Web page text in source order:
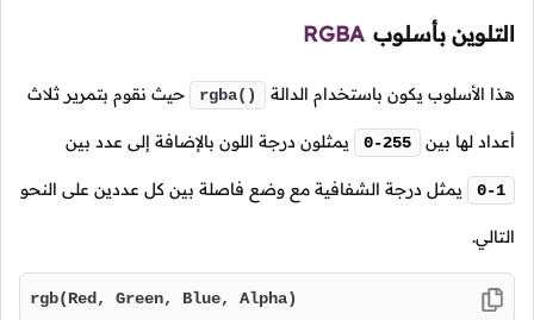
التلوين بأسلوب RGBA
هذا الأسلوب يكون باستخدام الدالة rgba() حيث نقوم بتمرير ثلاث
أعداد لها بين 0-255 يمثلون درجة اللون بالإضافة إلى عدد بين
0-1 يمثل درجة الشفافية مع وضع فاصلة بين كل عددين على النحو
التالي.
rgb(Red, Green, Blue, Alpha)